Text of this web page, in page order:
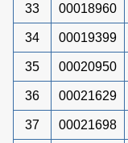
33 00018960
34 00019399
35 00020950
36 00021629
37 00021698